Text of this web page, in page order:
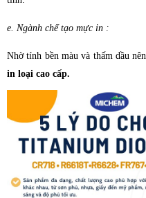
e. Ngành chế tạo mực in :
Nhờ tính bền màu và thấm dầu
in loại cao cấp.